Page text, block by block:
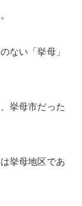
ない「挙母」
挙母市だった
挙母地区であ